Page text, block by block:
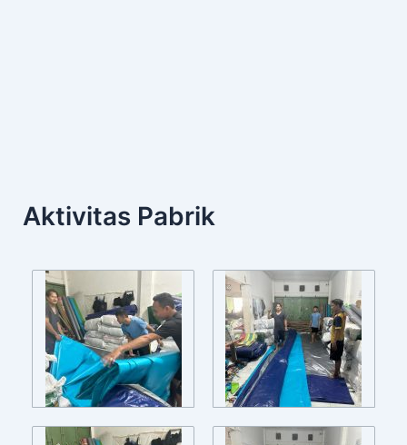
Aktivitas Pabrik